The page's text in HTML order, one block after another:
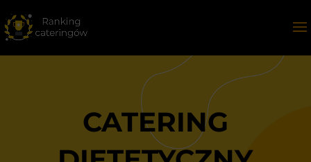
CATERING